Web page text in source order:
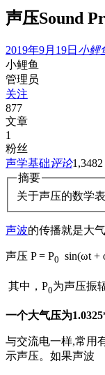
声压Sound
2019年9月19日 小鲤
小鲤鱼
管理员
关注
877
文章
1
粉丝
声学基础评论1,3482
摘要
关于声压的数学
声波的传播就是大
声压 P = P0 sin(ωt +
其中，P0为声压振
一个大气压为
与交流电一样,常用
示声压。如果声波